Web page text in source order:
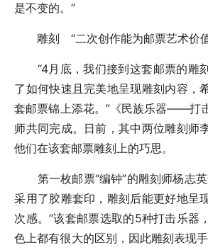
是不变的。”
雕刻 “二次创作能为邮票艺术价
“4月底，我们接到这套邮票的雕
了如何快速且完美地呈现雕刻内容，
套邮票锦上添花。”《民族乐器——打
师共同完成。日前，其中两位雕刻师
他们在该套邮票雕刻上的巧思。
第一枚邮票“编钟”的雕刻师杨志英
采用了胶雕套印，雕刻后能更好地呈
次感。”该套邮票选取的5种打击乐器
色上都有很大的区别，因此雕刻表现